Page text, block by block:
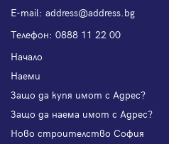
Е-mail: address@address.bg
Телефон: 0888 11 22 00
Начало
Наеми
Защо да купя имот с Адрес?
Защо да наема имот с Адрес?
Ново строителство София